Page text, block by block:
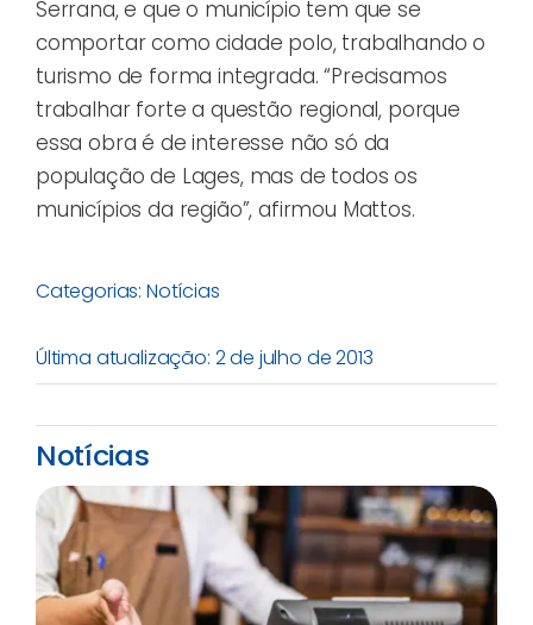
Serrana, e que o município tem que se
comportar como cidade polo, trabalhando o
turismo de forma integrada. “Precisamos
trabalhar forte a questão regional, porque
essa obra é de interesse não só da
população de Lages, mas de todos os
municípios da região”, afirmou Mattos.
Categorias: Notícias
Última atualização: 2 de julho de 2013
Notícias